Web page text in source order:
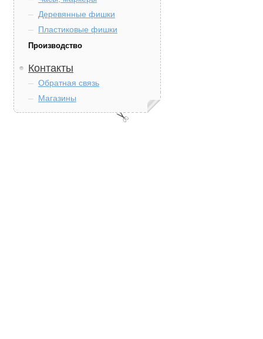
Деревянные фишки
Пластиковые фишки
Производство
Контакты
Обратная связь
Магазины